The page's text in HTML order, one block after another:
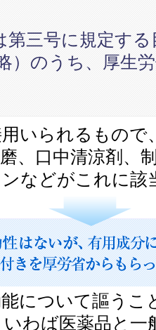
第三号に規定す
）のうち、厚生
いられるもので
、口中清涼剤、
などがこれに該
について謳うこ
わば医薬品と一